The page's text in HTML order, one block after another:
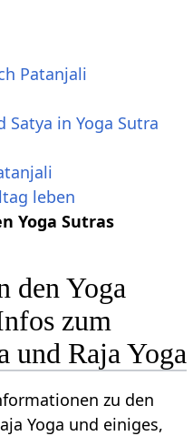
Patanjali
in Yoga Sutra
leben
Yoga Sutras
den Yoga
zum
und Raja Yoga
zu den
Yoga und einiges,